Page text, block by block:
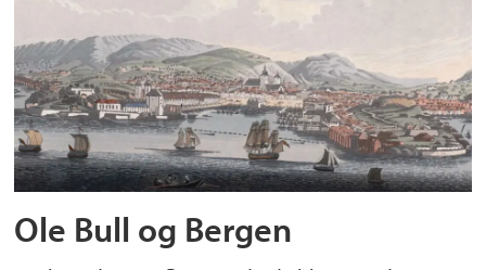
Ole Bull og Bergen